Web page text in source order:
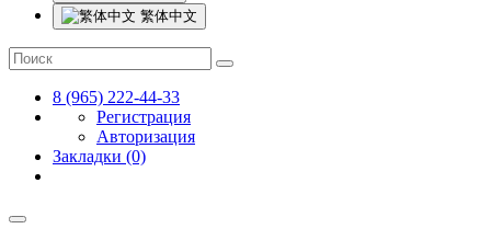
繁体中文
8 (965) 222-44-33
Регистрация
Авторизация
Закладки (0)